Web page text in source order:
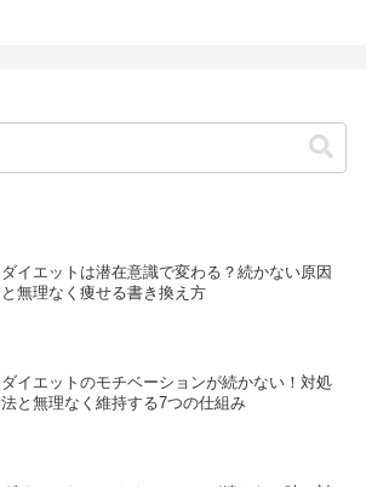
ダイエットは潜在意識で変わる？続かない原因
と無理なく痩せる書き換え方
ダイエットのモチベーションが続かない！対処
法と無理なく維持する7つの仕組み